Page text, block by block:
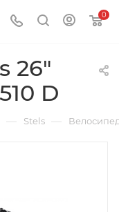
0
26"
D
— Stels —